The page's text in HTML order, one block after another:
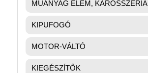
MŰANYAG ELEM, KAROSSZÉRIA
KIPUFOGÓ
MOTOR-VÁLTÓ
KIEGÉSZÍTŐK